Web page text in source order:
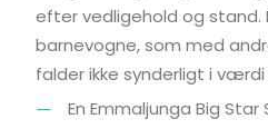
efter vedligehold og stand.
barnevogne, som med
falder ikke synderligt i
En Emmaljunga Big